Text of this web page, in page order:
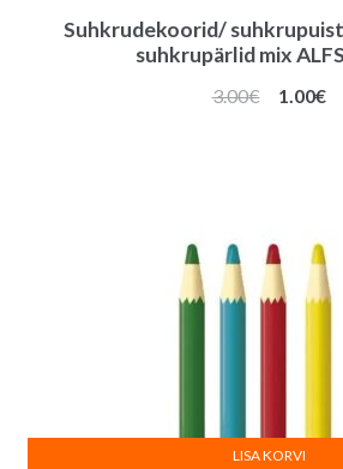
Suhkrudekoorid/
suhkrupärlid mix
3.00€
Algne
1.00€
LISA KORVI